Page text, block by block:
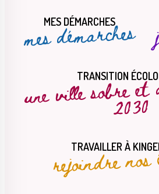
MES DÉMARCHES
mes démarches
TRANSITION
une ville sobre
2030
TRAVAILLER À
rejoindre nos